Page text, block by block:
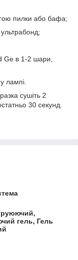
пилки або бафа;
Ge в 1-2 шари,
лампі.
сушіть 2
30 секунд.
гель, Гель